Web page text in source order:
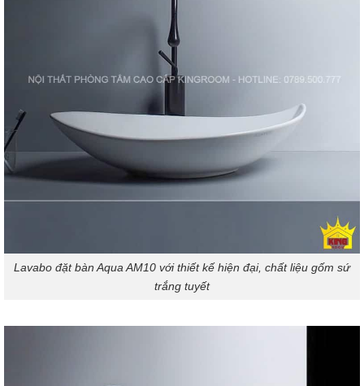
Lavabo đặt bàn Aqua AM10 với thiết kế hiện đại, chất liệu gốm sứ
trắng tuyết